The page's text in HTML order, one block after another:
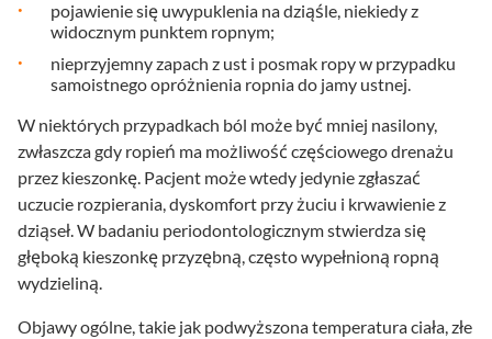
pojawienie się uwypuklenia na dziąśle, niekiedy z
widocznym punktem ropnym;
nieprzyjemny zapach z ust i posmak ropy w przypadku
samoistnego opróżnienia ropnia do jamy ustnej.
W niektórych przypadkach ból może być mniej nasilony,
zwłaszcza gdy ropień ma możliwość częściowego drenażu
przez kieszonkę. Pacjent może wtedy jedynie zgłaszać
uczucie rozpierania, dyskomfort przy żuciu i krwawienie z
dziąseł. W badaniu periodontologicznym stwierdza się
głęboką kieszonkę przyzębną, często wypełnioną ropną
wydzieliną.
Objawy ogólne, takie jak podwyższona temperatura ciała, złe